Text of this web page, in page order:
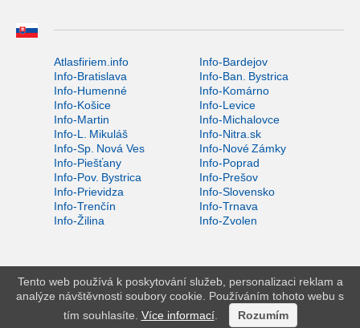
Atlasfiriem.info
Info-Bardejov
Info-Bratislava
Info-Ban. Bystrica
Info-Humenné
Info-Komárno
Info-Košice
Info-Levice
Info-Martin
Info-Michalovce
Info-L. Mikuláš
Info-Nitra.sk
Info-Sp. Nová Ves
Info-Nové Zámky
Info-Piešťany
Info-Poprad
Info-Pov. Bystrica
Info-Prešov
Info-Prievidza
Info-Slovensko
Info-Trenčín
Info-Trnava
Info-Žilina
Info-Zvolen
Tento web používá k poskytování služeb, personalizaci reklam a
analýze návštěvnosti soubory cookie. Používáním tohoto webu s
tím souhlasíte. Více informací. Rozumím